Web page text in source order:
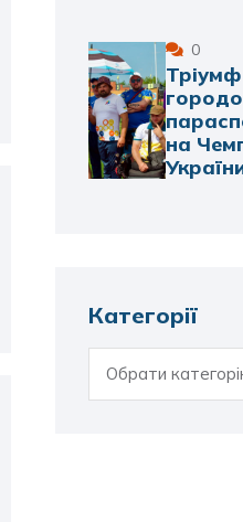
0
Тріумф
на
Категорії